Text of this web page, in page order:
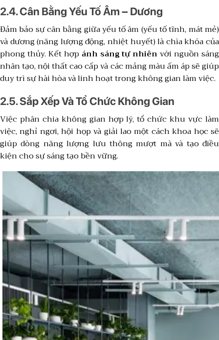
2.4. Cân Bằng Yếu Tố Âm – Dương
Đảm bảo sự cân bằng giữa yếu tố âm (yếu tố tĩnh, mát mẻ)
và dương (năng lượng động, nhiệt huyết) là chìa khóa của
phong thủy. Kết hợp ánh sáng tự nhiên với nguồn sáng
nhân tạo, nội thất cao cấp và các mảng màu ấm áp sẽ giúp
duy trì sự hài hòa và linh hoạt trong không gian làm việc.
2.5. Sắp Xếp Và Tổ Chức Không Gian
Việc phân chia không gian hợp lý, tổ chức khu vực làm
việc, nghỉ ngơi, hội họp và giải lao một cách khoa học sẽ
giúp dòng năng lượng lưu thông mượt mà và tạo điều
kiện cho sự sáng tạo bền vững.